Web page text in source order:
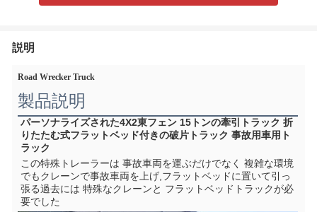
説明
Road Wrecker Truck
製品説明
パーソナライズされた4X2東フェン 15トンの牽引トラック 折
りたたむ式フラットベッド付きの破片トラック 事故用車用ト
ラック
この特殊トレーラーは 事故車両を運ぶだけでなく 複雑な環境
でもクレーンで事故車両を上げ,フラットベッドに置いて引っ
張る過去には 特殊なクレーンと フラットベッドトラックが必
要でした